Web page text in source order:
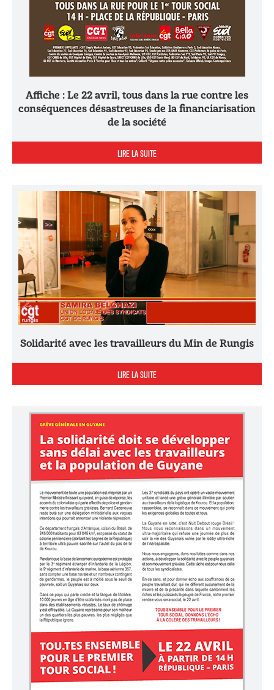
Affiche : Le 22 avril, tous dans la rue contre les
conséquences désastreuses de la financiarisation
de la société
LIRE LA SUITE
Solidarité avec les travailleurs du Min de Rungis
LIRE LA SUITE